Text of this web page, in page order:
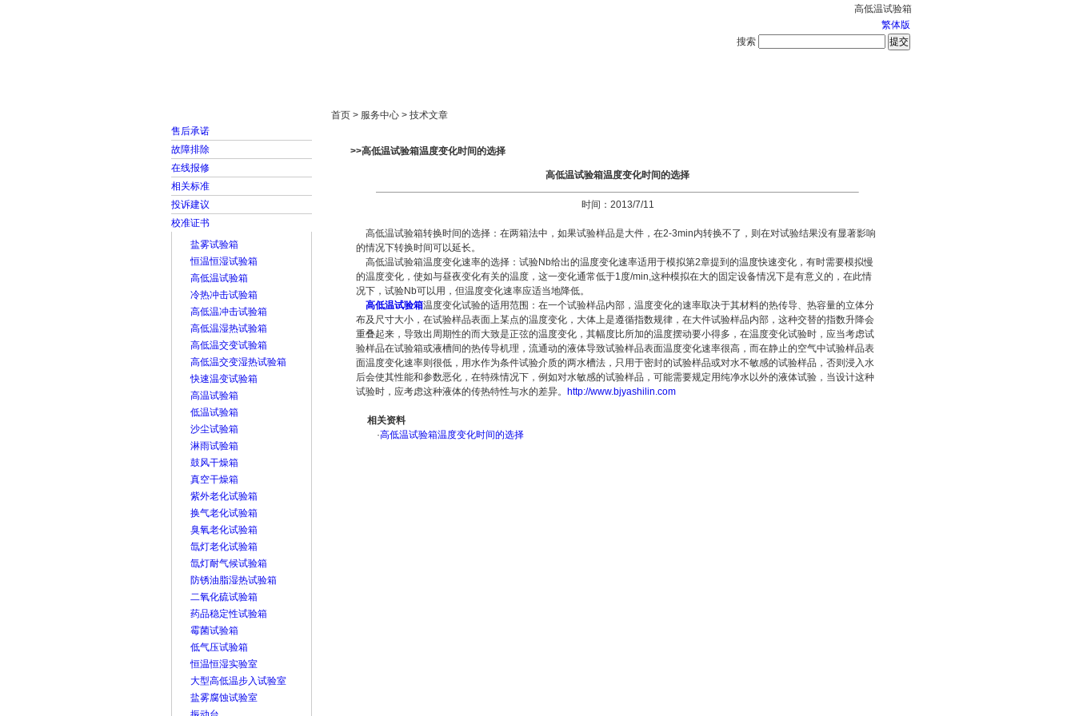
高低温试验箱
繁体版
搜索
售后承诺
故障排除
在线报修
相关标准
投诉建议
校准证书
盐雾试验箱
恒温恒湿试验箱
高低温试验箱
冷热冲击试验箱
高低温冲击试验箱
高低温湿热试验箱
高低温交变试验箱
高低温交变湿热试验箱
快速温变试验箱
高温试验箱
低温试验箱
沙尘试验箱
淋雨试验箱
鼓风干燥箱
真空干燥箱
紫外老化试验箱
换气老化试验箱
臭氧老化试验箱
氙灯老化试验箱
氙灯耐气候试验箱
防锈油脂湿热试验箱
二氧化硫试验箱
药品稳定性试验箱
霉菌试验箱
低气压试验箱
恒温恒湿实验室
大型高低温步入试验室
盐雾腐蚀试验室
首页 > 服务中心 > 技术文章
>>高低温试验箱温度变化时间的选择
高低温试验箱温度变化时间的选择
时间：2013/7/11
高低温试验箱转换时间的选择：在两箱法中，如果试验样品是大件，在2-3min内转换不了，则在对试验结果没有显著影响
的情况下转换时间可以延长。
高低温试验箱温度变化速率的选择：试验Nb给出的温度变化速率适用于模拟第2章提到的温度快速变化，有时需要模拟慢
的温度变化，使如与昼夜变化有关的温度，这一变化通常低于1度/min,这种模拟在大的固定设备情况下是有意义的，在此情
况下，试验Nb可以用，但温度变化速率应适当地降低。
高低温试验箱温度变化试验的适用范围：在一个试验样品内部，温度变化的速率取决于其材料的热传导、热容量的立体分
布及尺寸大小，在试验样品表面上某点的温度变化，大体上是遵循指数规律，在大件试验样品内部，这种交替的指数升降会
重叠起来，导致出周期性的而大致是正弦的温度变化，其幅度比所加的温度摆动要小得多，在温度变化试验时，应当考虑试
验样品在试验箱或液槽间的热传导机理，流通动的液体导致试验样品表面温度变化速率很高，而在静止的空气中试验样品表
面温度变化速率则很低，用水作为条件试验介质的两水槽法，只用于密封的试验样品或对水不敏感的试验样品，否则浸入水
后会使其性能和参数恶化，在特殊情况下，例如对水敏感的试验样品，可能需要规定用纯净水以外的液体试验，当设计这种
试验时，应考虑这种液体的传热特性与水的差异。
http://www.bjyashilin.com
相关资料
·高低温试验箱温度变化时间的选择